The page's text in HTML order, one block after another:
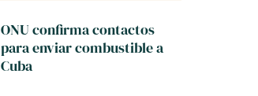
ONU confirma contactos
para enviar combustible a
Cuba